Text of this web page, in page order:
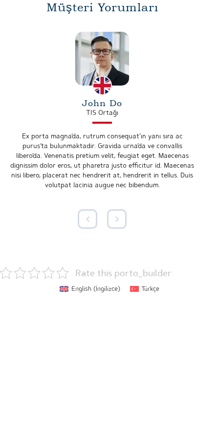
Müşteri Yorumları
John Do
TIS Ortağı
Ex porta magna’da, rutrum consequat’ın yanı sıra ac
purus’ta bulunmaktadır. Gravida urna’da ve convallis
libero’da. Venenatis pretium velit, feugiat eget. Maecenas
dignissim dolor eros, ut pharetra justo efficitur id. Maecenas
nisi libero, placerat nec hendrerit at, hendrerit in tellus. Duis
volutpat lacinia augue nec bibendum.
Rate this porto_builder
English(İngilizce) Türkçe